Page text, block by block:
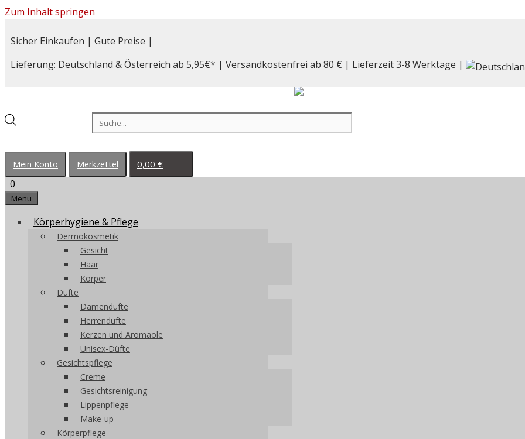
Zum Inhalt springen
Sicher Einkaufen | Gute Preise |
Lieferung: Deutschland & Österreich ab 5,95€* | Versandkostenfrei ab 80 € | Lieferzeit 3-8 Werktage |
Mein Konto Merkzettel 0,00 €
0
Menu
Körperhygiene & Pflege
Dermokosmetik
Gesicht
Haar
Körper
Düfte
Damendüfte
Herrendüfte
Kerzen und Aromaöle
Unisex-Düfte
Gesichtspflege
Creme
Gesichtsreinigung
Lippenpflege
Make-up
Körperpflege